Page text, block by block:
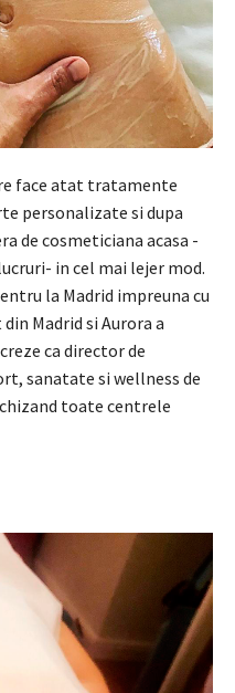
face atat tratamente
personalizate si dupa
de cosmeticiana acasa -
in cel mai lejer mod.
la Madrid impreuna cu
Madrid si Aurora a
ca director de
sanatate si wellness de
toate centrele